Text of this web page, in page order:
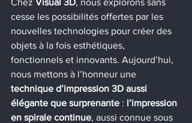
Chez Visual 3D, nous explorons sans
cesse les possibilités offertes par les
nouvelles technologies pour créer des
objets à la fois esthétiques,
fonctionnels et innovants. Aujourd’hui,
nous mettons à l’honneur une
technique d’impression 3D aussi
élégante que surprenante : l’impression
en spirale continue, aussi connue sous